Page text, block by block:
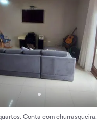
Conta com churrasqueira.